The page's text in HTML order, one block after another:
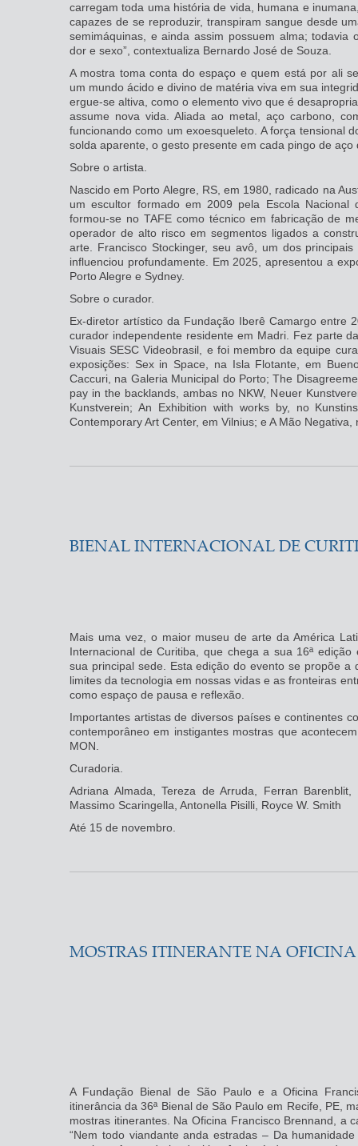
carregam toda uma história de vida, humana e
capazes de se reproduzir, transpiram sangue desde
semimáquinas, e ainda assim possuem alma; todavia
dor e sexo”, contextualiza Bernardo José de Souza.
A mostra toma conta do espaço e quem está por ali
um mundo ácido e divino de matéria viva em sua
ergue-se altiva, como o elemento vivo que é
assume nova vida. Aliada ao metal, aço carbono,
funcionando como um exoesqueleto. A força tensional
solda aparente, o gesto presente em cada pingo de aço
Sobre o artista.
Nascido em Porto Alegre, RS, em 1980, radicado na
um escultor formado em 2009 pela Escola Nacional
formou-se no TAFE como técnico em fabricação de
operador de alto risco em segmentos ligados a
arte. Francisco Stockinger, seu avô, um dos
influenciou profundamente. Em 2025, apresentou a
Porto Alegre e Sydney.
Sobre o curador.
Ex-diretor artístico da Fundação Iberê Camargo entre
curador independente residente em Madri. Fez parte
Visuais SESC Videobrasil, e foi membro da equipe
exposições: Sex in Space, na Isla Flotante, em
Caccuri, na Galeria Municipal do Porto; The
pay in the backlands, ambas no NKW, Neuer
Kunstverein; An Exhibition with works by, no
Contemporary Art Center, em Vilnius; e A Mão
BIENAL INTERNACIONAL DE
Mais uma vez, o maior museu de arte da América
Internacional de Curitiba, que chega a sua 16ª
sua principal sede. Esta edição do evento se propõe a
limites da tecnologia em nossas vidas e as fronteiras
como espaço de pausa e reflexão.
Importantes artistas de diversos países e continentes
contemporâneo em instigantes mostras que
MON.
Curadoria.
Adriana Almada, Tereza de Arruda, Ferran
Massimo Scaringella, Antonella Pisilli, Royce W. Smith
Até 15 de novembro.
MOSTRAS ITINERANTE NA
A Fundação Bienal de São Paulo e a Oficina
itinerância da 36ª Bienal de São Paulo em Recife, PE,
mostras itinerantes. Na Oficina Francisco Brennand, a
“Nem todo viandante anda estradas – Da